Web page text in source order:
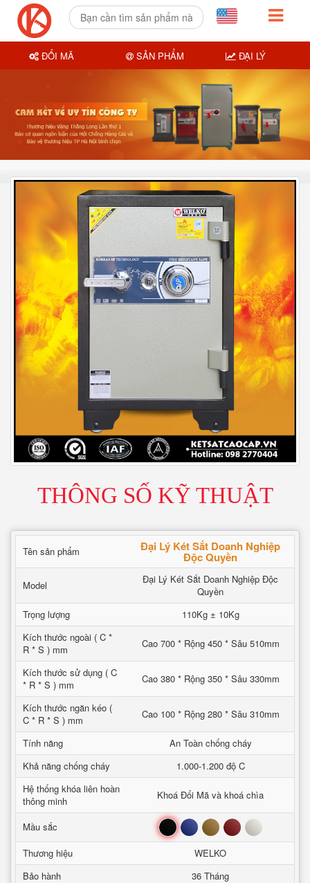
THÔNG SỐ KỸ THUẬT
Tên sản phẩm Đại Lý Két Sắt Doanh Nghiệp
Độc Quyền
Model
Đại Lý Két Sắt Doanh Nghiệp Độc
Quyền
Trọng lượng
110Kg ± 10Kg
Kích thước ngoài ( C *
R * S ) mm
Cao 700 * Rộng 450 * Sâu 510mm
Kích thước sử dụng ( C
* R * S ) mm
Cao 380 * Rộng 350 * Sâu 330mm
Kích thước ngăn kéo (
C * R * S ) mm
Cao 100 * Rộng 280 * Sâu 310mm
Tính năng
An Toàn chống cháy
Khả năng chống cháy
1.000-1.200 độ C
Hệ thống khóa liên hoàn
thông minh
Khoá Đổi Mã và khoá chìa
Mầu sắc Đen Xanh Nâu Đỏ Trắng
Thương hiệu
WELKO
Bảo hành
36 Tháng
ĐỔI MÃ SẢN PHẨM ĐẠI LÝ